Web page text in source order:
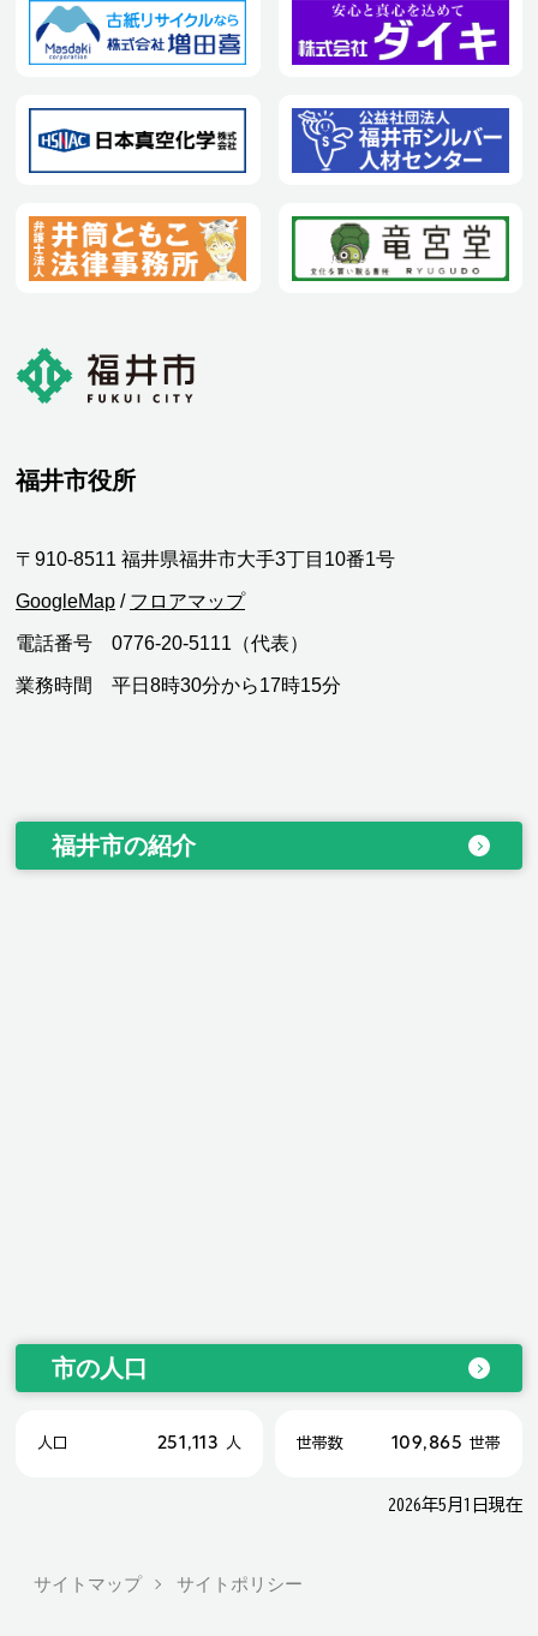
福井市役所
〒910-8511 福井県福井市大手3丁目10番1号
GoogleMap / フロアマップ
電話番号 0776-20-5111（代表）
業務時間 平日8時30分から17時15分
福井市の紹介
市の人口
人口 251,113 人 世帯数 109,865 世帯
2026年5月1日現在
サイトマップ サイトポリシー